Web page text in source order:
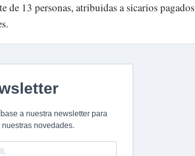
de 13 personas, atribuidas a sicarios pagados